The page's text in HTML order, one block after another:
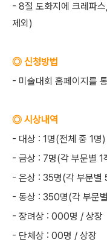
- 8절 도화지에 크레파
제외)
◎ 신청방법
- 미술대회 홈페이지를
◎ 시상내역
- 대상 : 1명(전체 중 1명
- 금상 : 7명(각 부문별 1
- 은상 : 35명(각 부문별
- 동상 : 350명(각 부문
- 장려상 : 000명 / 상장
- 단체상 : 00명 / 상장